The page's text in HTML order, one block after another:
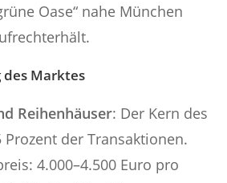
Oase“ nahe München
des Marktes
Reihenhäuser: Der Kern des
der Transaktionen.
4.000–4.500 Euro pro